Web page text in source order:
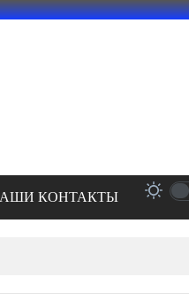
КОНТАКТЫ